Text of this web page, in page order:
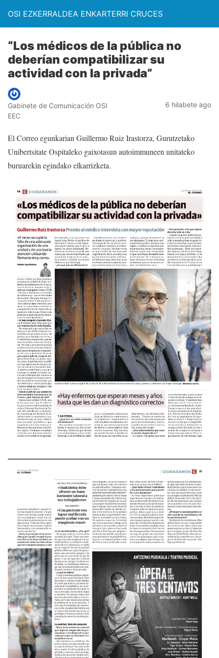
OSI EZKERRALDEA ENKARTERRI CRUCES
“Los médicos de la pública no
deberían compatibilizar su
actividad con la privada”
Gabinete de Comunicación OSI
EEC
6 hilabete ago
El Correo egunkarian Guillermo Ruiz Irastorza, Gurutzetako
Unibertsitate Ospitaleko gaixotasun autoimmuneen unitateko
buruarekin egindako elkarrizketa.